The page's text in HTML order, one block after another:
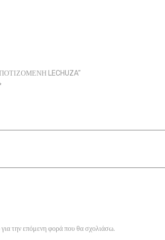
LECHUZA”
την επόμενη φορά που θα σχολιάσω.